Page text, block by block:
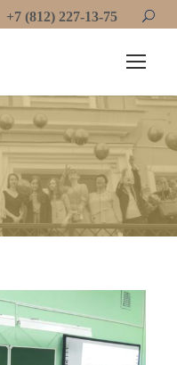
+7 (812) 227-13-75